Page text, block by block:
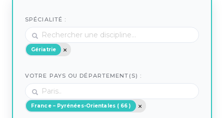
SPÉCIALITÉ :
Gériatrie
VOTRE PAYS OU DÉPARTEMENT(S) :
France – Pyrénées-Orientales ( 66 )